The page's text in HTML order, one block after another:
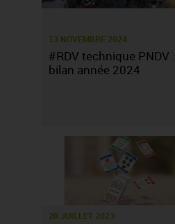
13 NOVEMBRE 2024
#RDV technique PNDV :
bilan année 2024
20 JUILLET 2023